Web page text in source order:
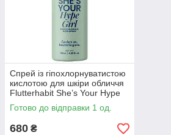
Спрей із гіпохлорнуватистою
кислотою для шкіри обличчя
Flutterhabit She’s Your Hype
Girl Hypochlorous Acid Spray
125 мл
Готово до відправки 1 од.
680 ₴